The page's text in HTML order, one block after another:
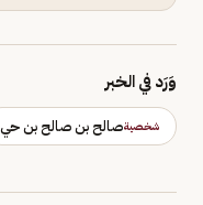
وَرَد في الخبر
شخصيةصالح بن صالح بن حي